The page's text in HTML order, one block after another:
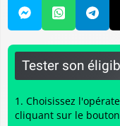
Tester son
Choisissez
cliquant sur le